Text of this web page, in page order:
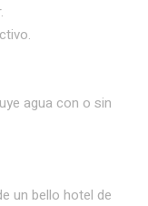
agua con o sin
un bello hotel de